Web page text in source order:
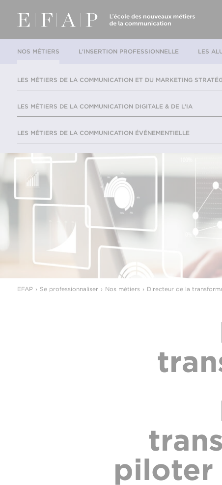
NOS MÉTIERS L'INSERTION PROFESSIONNELLE LES
LES MÉTIERS DE LA COMMUNICATION ET DU MARKETING
LES MÉTIERS DE LA COMMUNICATION DIGITALE & DE L'IA
LES MÉTIERS DE LA COMMUNICATION ÉVÉNEMENTIELLE
EFAP Se professionnaliser Nos métiers Directeur de la
piloter